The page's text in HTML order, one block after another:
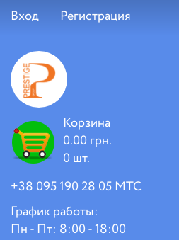
Вход Регистрация
Корзина
0.00 грн.
0 шт.
+38 095 190 28 05 МТС
График работы:
Пн - Пт: 8:00 - 18:00